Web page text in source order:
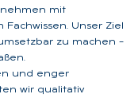
mit
Unser Ziel
zu machen –
und enger
wir qualitativ